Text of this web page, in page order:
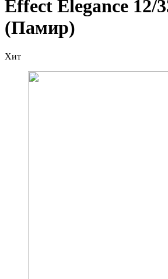
Effect Elegance 12/
(Памир)
Хит